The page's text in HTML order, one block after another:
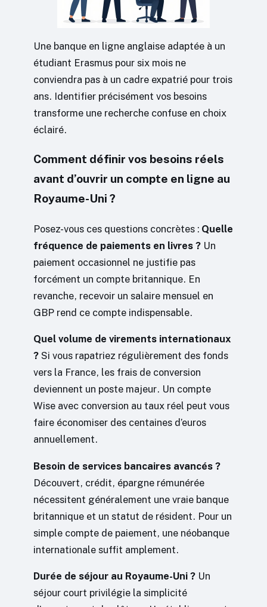
Une banque en ligne anglaise adaptée à un
étudiant Erasmus pour six mois ne
conviendra pas à un cadre expatrié pour trois
ans. Identifier précisément vos besoins
transforme une recherche confuse en choix
éclairé.
Comment définir vos besoins réels
avant d’ouvrir un compte en ligne au
Royaume-Uni ?
Posez-vous ces questions concrètes : Quelle
fréquence de paiements en livres ? Un
paiement occasionnel ne justifie pas
forcément un compte britannique. En
revanche, recevoir un salaire mensuel en
GBP rend ce compte indispensable.
Quel volume de virements internationaux
? Si vous rapatriez régulièrement des fonds
vers la France, les frais de conversion
deviennent un poste majeur. Un compte
Wise avec conversion au taux réel peut vous
faire économiser des centaines d’euros
annuellement.
Besoin de services bancaires avancés ?
Découvert, crédit, épargne rémunérée
nécessitent généralement une vraie banque
britannique et un statut de résident. Pour un
simple compte de paiement, une néobanque
internationale suffit amplement.
Durée de séjour au Royaume-Uni ? Un
séjour court privilégie la simplicité